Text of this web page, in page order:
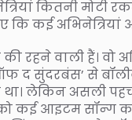
कितनी मोटी
कि कई अभिनेत्रियां
रहने वाली हैं। वो
द सुंदरबंस’ से
लेकिन असली
कई आइटम सॉन्ग